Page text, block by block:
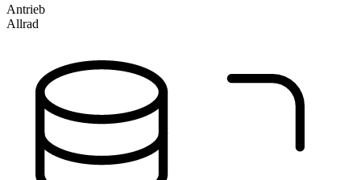
Antrieb
Allrad